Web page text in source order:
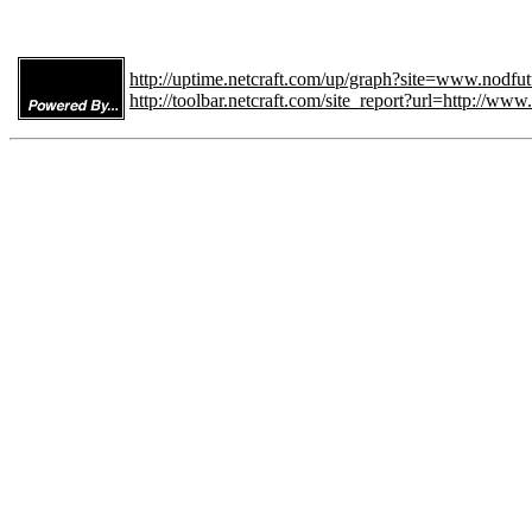
http://uptime.netcraft.com/up/
http://toolbar.netcraft.com/site_report?url=http://